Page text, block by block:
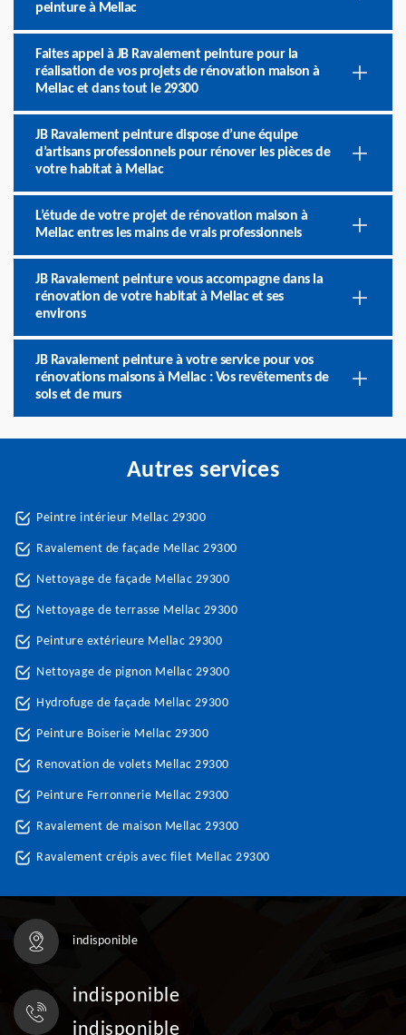
peinture à Mellac
Faites appel à JB Ravalement peinture pour la
réalisation de vos projets de rénovation maison à
Mellac et dans tout le 29300
JB Ravalement peinture dispose d’une équipe
d’artisans professionnels pour rénover les pièces de
votre habitat à Mellac
L’étude de votre projet de rénovation maison à
Mellac entres les mains de vrais professionnels
JB Ravalement peinture vous accompagne dans la
rénovation de votre habitat à Mellac et ses
environs
JB Ravalement peinture à votre service pour vos
rénovations maisons à Mellac : Vos revêtements de
sols et de murs
Autres services
Peintre intérieur Mellac 29300
Ravalement de façade Mellac 29300
Nettoyage de façade Mellac 29300
Nettoyage de terrasse Mellac 29300
Peinture extérieure Mellac 29300
Nettoyage de pignon Mellac 29300
Hydrofuge de façade Mellac 29300
Peinture Boiserie Mellac 29300
Renovation de volets Mellac 29300
Peinture Ferronnerie Mellac 29300
Ravalement de maison Mellac 29300
Ravalement crépis avec filet Mellac 29300
indisponible
indisponible
indisponible